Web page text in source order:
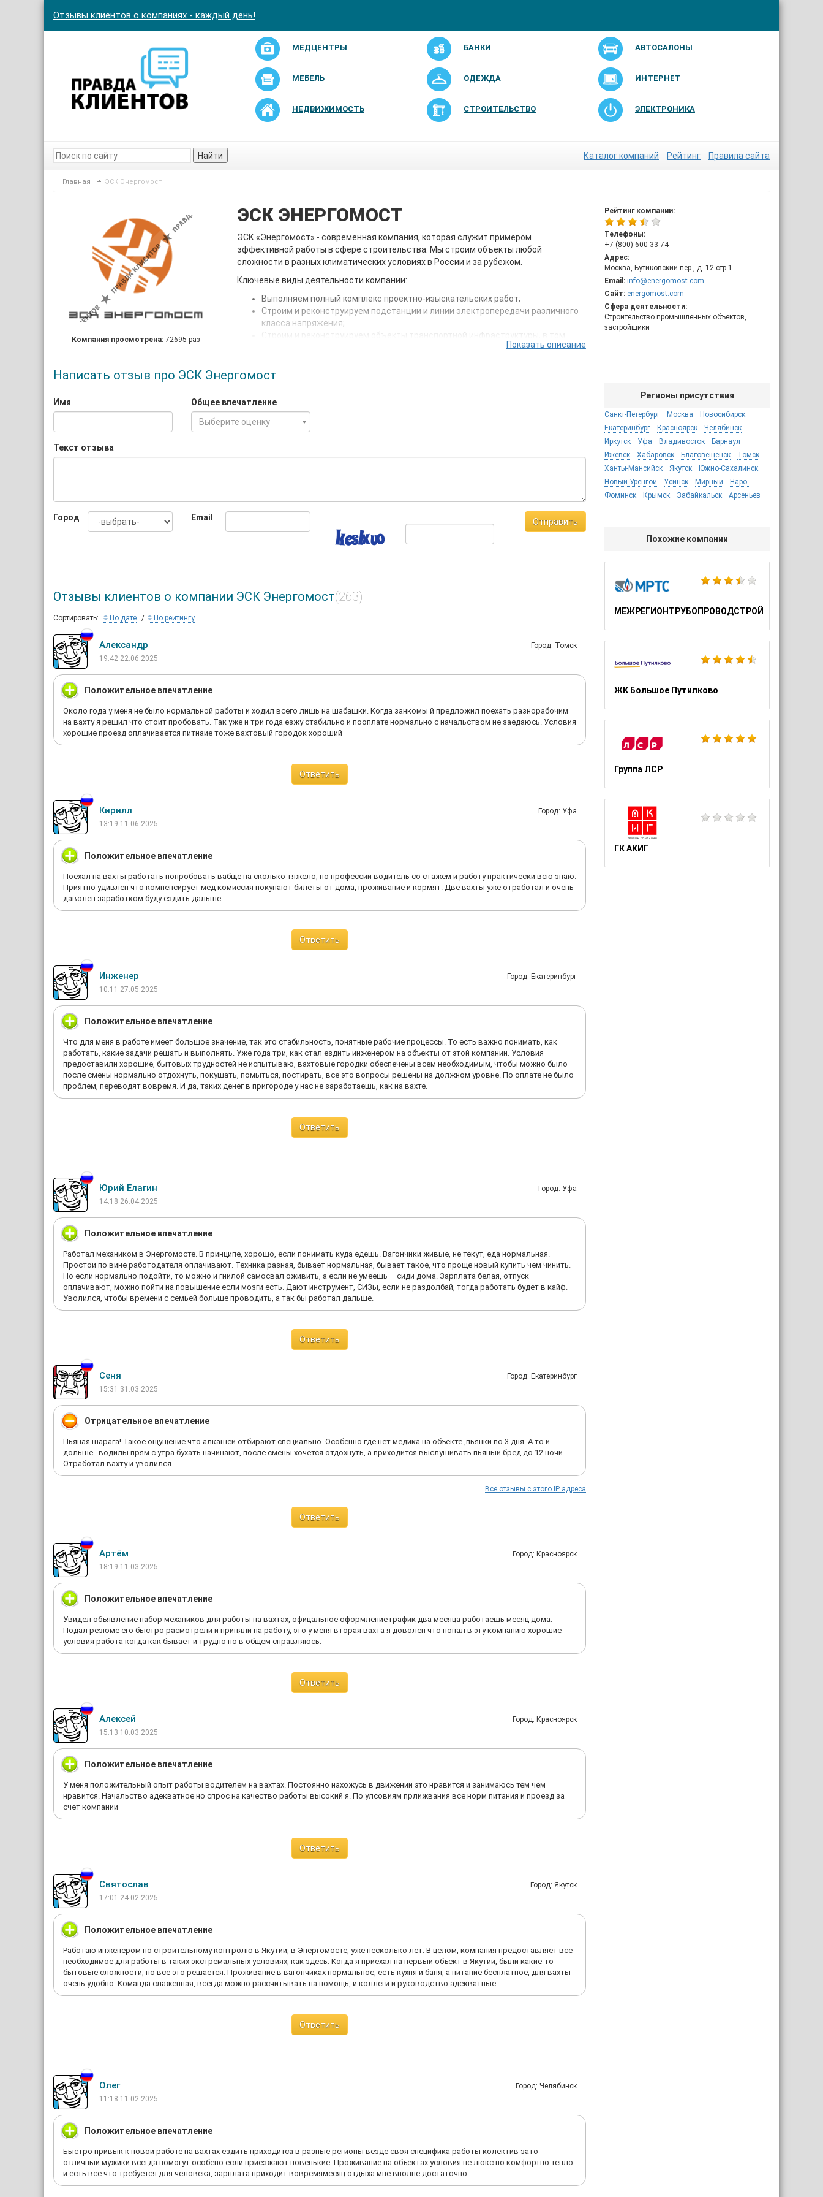
Отзывы клиентов о компаниях - каждый день!
МЕДЦЕНТРЫ БАНКИ АВТОСАЛОНЫ
МЕБЕЛЬ ОДЕЖДА ИНТЕРНЕТ
НЕДВИЖИМОСТЬ СТРОИТЕЛЬСТВО ЭЛЕКТРОНИКА
Найти Каталог компаний Рейтинг Правила сайта
Главная ЭСК Энергомост
Рейтинг компании:
Телефоны:
+7 (800) 600-33-74
Адрес:
Москва, Бутиковский пер., д. 12 стр 1
Email: info@energomost.com
Сайт: energomost.com
Сфера деятельности:
Строительство промышленных объектов,
застройщики
Регионы присутствия
Санкт-Петербург Москва
Новосибирск
Екатеринбург
Красноярск
Челябинск
Иркутск
Уфа Владивосток
Барнаул
Ижевск
Хабаровск Благовещенск
Томск
Ханты-Мансийск
Якутск
Южно-Сахалинск
Новый Уренгой
Усинск Мирный
Наро-
Фоминск
Крымск Забайкальск Арсеньев
Похожие компании
МЕЖРЕГИОНТРУБОПРОВОДСТРОЙ
ЖК Большое Путилково
Группа ЛСР
ГК АКИГ
Компания просмотрена: 72695 раз
ЭСК ЭНЕРГОМОСТ
ЭСК «Энергомост» - современная компания, которая служит примером
эффективной работы в сфере строительства. Мы строим объекты любой
сложности в разных климатических условиях в России и за рубежом.
Ключевые виды деятельности компании:
Выполняем полный комплекс проектно-изыскательских работ;
Строим и реконструируем подстанции и линии электропередачи различного
класса напряжения;
Строим и реконструируем объекты транспортной инфраструктуры, в том
числе автомобильные дороги, вдольтрассовые проезды, мосты,
Строим и реконструируем магистральные, линейные, внутрипромысловые
На сегодняшний день команда ЭСК «Энергомост» насчитывает более 3000
профессионалов из 68 регионов России, а парк машин составляет более 800
Показать описание
Написать отзыв про ЭСК Энергомост
Имя
Общее впечатление
Выберите оценку
Текст отзыва
Город Email Отправить
Отзывы клиентов о компании ЭСК Энергомост(263)
Сортировать: По дате По рейтингу
Александр
Город: Томск
19:42 22.06.2025
Положительное впечатление
Около года у меня не было нормальной работы и ходил всего лишь на шабашки. Когда занкомы й предложил поехать разнорабочим
на вахту я решил что стоит пробовать. Так уже и три года езжу стабильно и пооплате нормально с начальством не заедаюсь. Условия
хорошие проезд оплачивается питнаие тоже вахтовый городок хороший
Ответить
Кирилл
Город: Уфа
13:19 11.06.2025
Положительное впечатление
Поехал на вахты работать попробовать вабще на сколько тяжело, по профессии водитель со стажем и работу практически всю знаю.
Приятно удивлен что компенсирует мед комиссия покупают билеты от дома, проживание и кормят. Две вахты уже отработал и очень
даволен заработком буду ездить дальше.
Ответить
Инженер
Город: Екатеринбург
10:11 27.05.2025
Положительное впечатление
Что для меня в работе имеет большое значение, так это стабильность, понятные рабочие процессы. То есть важно понимать, как
работать, какие задачи решать и выполнять. Уже года три, как стал ездить инженером на объекты от этой компании. Условия
предоставили хорошие, бытовых трудностей не испытываю, вахтовые городки обеспечены всем необходимым, чтобы можно было
после смены нормально отдохнуть, покушать, помыться, постирать, все это вопросы решены на должном уровне. По оплате не было
проблем, переводят вовремя. И да, таких денег в пригороде у нас не заработаешь, как на вахте.
Ответить
Юрий Елагин
Город: Уфа
14:18 26.04.2025
Положительное впечатление
Работал механиком в Энергомосте. В принципе, хорошо, если понимать куда едешь. Вагончики живые, не текут, еда нормальная.
Простои по вине работодателя оплачивают. Техника разная, бывает нормальная, бывает такое, что проще новый купить чем чинить.
Но если нормально подойти, то можно и гнилой самосвал оживить, а если не умеешь – сиди дома. Зарплата белая, отпуск
оплачивают, можно пойти на повышение если мозги есть. Дают инструмент, СИЗы, если не раздолбай, тогда работать будет в кайф.
Уволился, чтобы времени с семьей больше проводить, а так бы работал дальше.
Ответить
Сеня
Город: Екатеринбург
15:31 31.03.2025
Отрицательное впечатление
Пьяная шарага! Такое ощущение что алкашей отбирают специально. Особенно где нет медика на объекте ,пьянки по 3 дня. А то и
дольше...водилы прям с утра бухать начинают, после смены хочется отдохнуть, а приходится выслушивать пьяный бред до 12 ночи.
Отработал вахту и уволился.
Все отзывы с этого IP адреса
Ответить
Артём
Город: Красноярск
18:19 11.03.2025
Положительное впечатление
Увидел объявление набор механиков для работы на вахтах, офицальное оформление график два месяца работаешь месяц дома.
Подал резюме его быстро расмотрели и приняли на работу, это у меня вторая вахта я доволен что попал в эту компанию хорошие
условия работа когда как бывает и трудно но в общем справляюсь.
Ответить
Алексей
Город: Красноярск
15:13 10.03.2025
Положительное впечатление
У меня положительный опыт работы водителем на вахтах. Постоянно нахожусь в движении это нравится и занимаюсь тем чем
нравится. Начальство адекватное но спрос на качество работы высокий я. По улсовиям прлижвания все норм питания и проезд за
счет компании
Ответить
Святослав
Город: Якутск
17:01 24.02.2025
Положительное впечатление
Работаю инженером по строительному контролю в Якутии, в Энергомосте, уже несколько лет. В целом, компания предоставляет все
необходимое для работы в таких экстремальных условиях, как здесь. Когда я приехал на первый объект в Якутии, были какие-то
бытовые сложности, но все это решается. Проживание в вагончиках нормальное, есть кухня и баня, а питание бесплатное, для вахты
очень удобно. Команда слаженная, всегда можно рассчитывать на помощь, и коллеги и руководство адекватные.
Ответить
Олег
Город: Челябинск
11:18 11.02.2025
Положительное впечатление
Быстро привык к новой работе на вахтах ездить приходитса в разные регионы везде своя специфика работы колектив зато
отличный мужики всегда помогут особено если приезжают новенькие. Проживание на объектах условия не люкс но комфортно тепло
и есть все что требуется для человека, зарплата приходит вовремямесяц отдыха мне вполне достаточно.